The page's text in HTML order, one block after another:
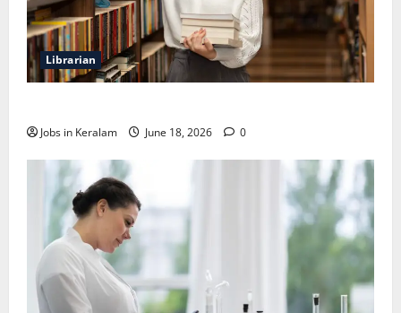
Librarian
Jobs in Keralam June 18, 2026 0